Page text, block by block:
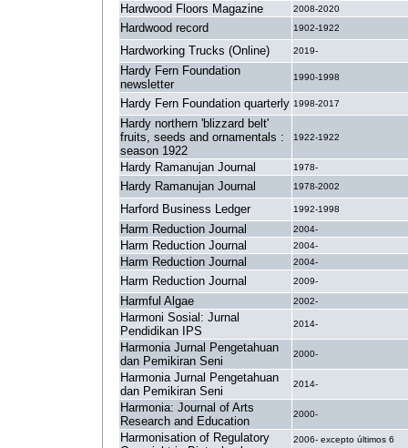
Hardwood Floors Magazine 2008-2020
Hardwood record 1902-1922
Hardworking Trucks (Online) 2019-
Hardy Fern Foundation
newsletter
1990-1998
Hardy Fern Foundation quarterly 1998-2017
Hardy northern 'blizzard belt'
fruits, seeds and ornamentals :
season 1922
1922-1922
Hardy Ramanujan Journal 1978-
Hardy Ramanujan Journal 1978-2002
Harford Business Ledger 1992-1998
Harm Reduction Journal 2004-
Harm Reduction Journal 2004-
Harm Reduction Journal 2004-
Harm Reduction Journal 2009-
Harmful Algae 2002-
Harmoni Sosial: Jurnal
Pendidikan IPS
2014-
Harmonia Jurnal Pengetahuan
dan Pemikiran Seni
2000-
Harmonia Jurnal Pengetahuan
dan Pemikiran Seni
2014-
Harmonia: Journal of Arts
Research and Education
2000-
Harmonisation of Regulatory
2006- excepto últimos 6